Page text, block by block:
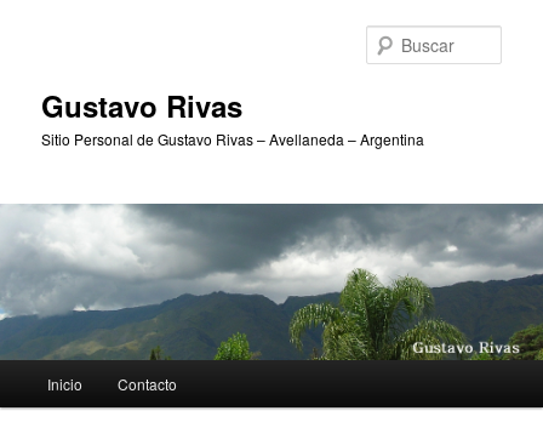
Gustavo Rivas
Sitio Personal de Gustavo Rivas – Avellaneda – Argentina
principal
Inicio Contacto